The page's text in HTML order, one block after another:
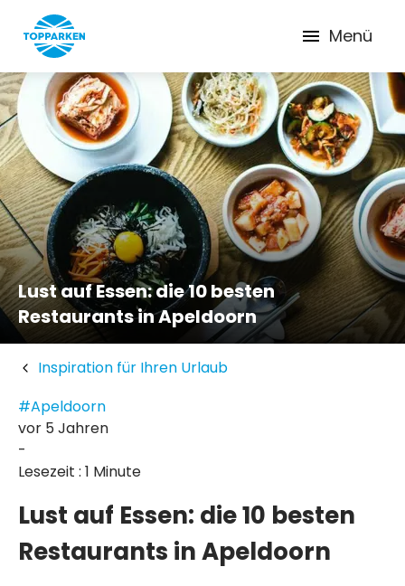
Menü
Lust auf Essen: die 10 besten
Restaurants in Apeldoorn
Inspiration für Ihren Urlaub
#Apeldoorn
vor 5 Jahren
-
Lesezeit : 1 Minute
Lust auf Essen: die 10 besten
Restaurants in Apeldoorn